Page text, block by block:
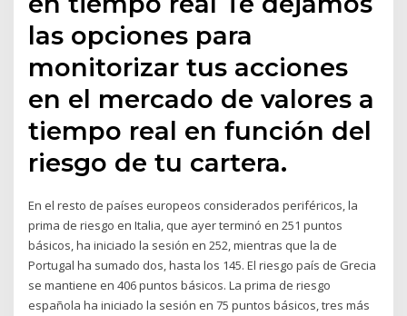
las opciones para
monitorizar tus acciones
en el mercado de valores a
tiempo real en función del
riesgo de tu cartera.
En el resto de países europeos considerados periféricos, la
prima de riesgo en Italia, que ayer terminó en 251 puntos
básicos, ha iniciado la sesión en 252, mientras que la de
Portugal ha sumado dos, hasta los 145. El riesgo país de Grecia
se mantiene en 406 puntos básicos. La prima de riesgo
española ha iniciado la sesión en 75 puntos básicos, tres más